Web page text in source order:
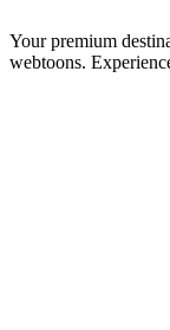
Your premium
webtoons.